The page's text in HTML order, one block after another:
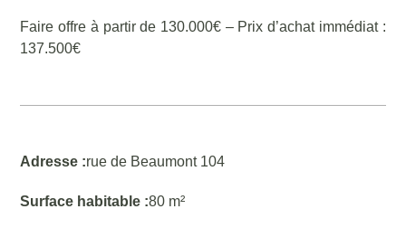
Faire offre à partir de 130.000€ – Prix d’achat immédiat :
137.500€
Adresse :rue de Beaumont 104
Surface habitable :80 m²